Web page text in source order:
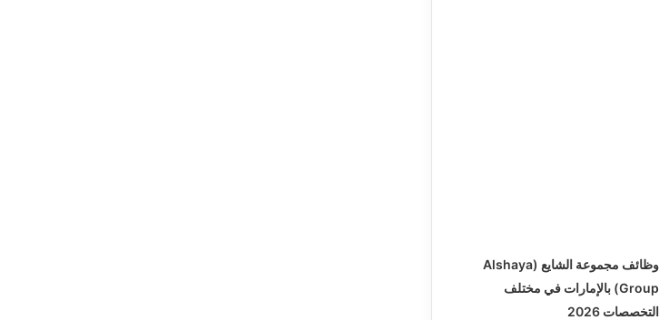
وظائف مجموعة الشايع (Alshaya
Group) بالإمارات في مختلف
التخصصات 2026